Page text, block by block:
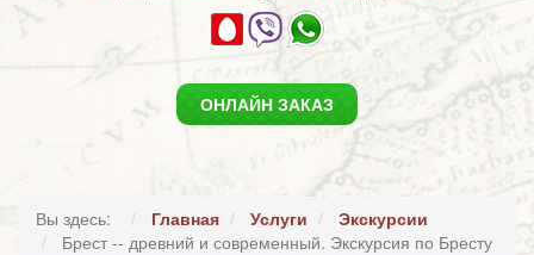
ОНЛАЙН ЗАКАЗ
Вы здесь: Главная Услуги
Экскурсии
Брест -- древний и современный. Экскурсия по Бресту